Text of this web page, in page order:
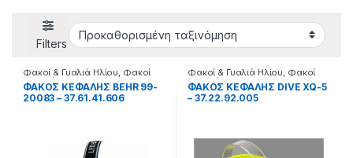
Filters
Φακοί & Γυαλιά Ηλίου, Φακοί
κεφαλής
ΦΑΚΟΣ ΚΕΦΑΛΗΣ BEHR 99-
20083 – 37.61.41.606
Φακοί & Γυαλιά Ηλίου, Φακοί
κεφαλής
ΦΑΚΟΣ ΚΕΦΑΛΗΣ DIVE XQ-5
– 37.22.92.005